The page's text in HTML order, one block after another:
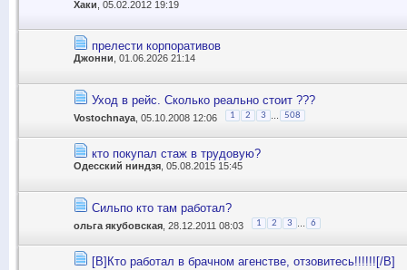
Хаки , 05.02.2012 19:19
прелести корпоративов
Джонни , 01.06.2026 21:14
Уход в рейс. Сколько реально стоит ???
Vostochnaya , 05.10.2008 12:06 1 2 3 508
кто покупал стаж в трудовую?
Одесский ниндзя , 05.08.2015 15:45
Сильпо кто там работал?
ольга якубовская , 28.12.2011 08:03 1 2 3 6
[B]Кто работал в брачном агенстве, отзовитесь!!!!!![/B]